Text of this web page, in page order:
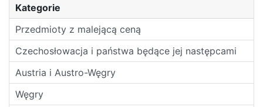
Kategorie
Przedmioty z malejącą ceną
Czechosłowacja i państwa będące jej następcami
Austria i Austro-Węgry
Węgry